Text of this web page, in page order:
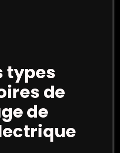
types
de
de